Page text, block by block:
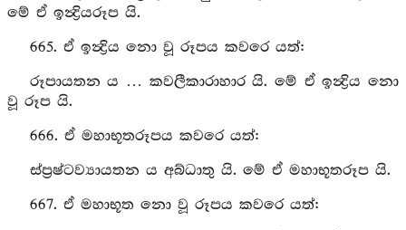
මේ ඒ ඉන්‍ද්‍රියරූප යි.
665. ඒ ඉන්‍ද්‍රිය නො වූ රූපය කවරෙ යත්:
රූපායතන ය … කවලීකාරාහාර යි. මේ ඒ ඉන්‍ද්‍රිය නො
වූ රූප යි.
666. ඒ මහාභූතරූපය කවරෙ යත්:
ස්ප්‍රෂ්ටව්‍යායතන ය අබ්ධාතු යි. මේ ඒ මහාභූතරූප යි.
667. ඒ මහාභූත නො වූ රූපය කවරෙ යත්: